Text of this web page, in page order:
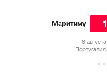
Маритиму
8